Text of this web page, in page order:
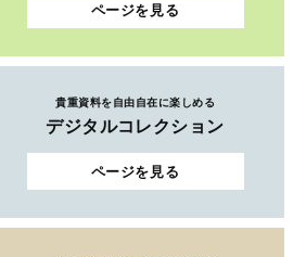
ページを見る
貴重資料を自由自在に楽しめる
デジタルコレクション
ページを見る